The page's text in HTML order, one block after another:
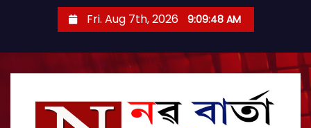
Fri. Aug 7th, 2026 9:09:49 AM